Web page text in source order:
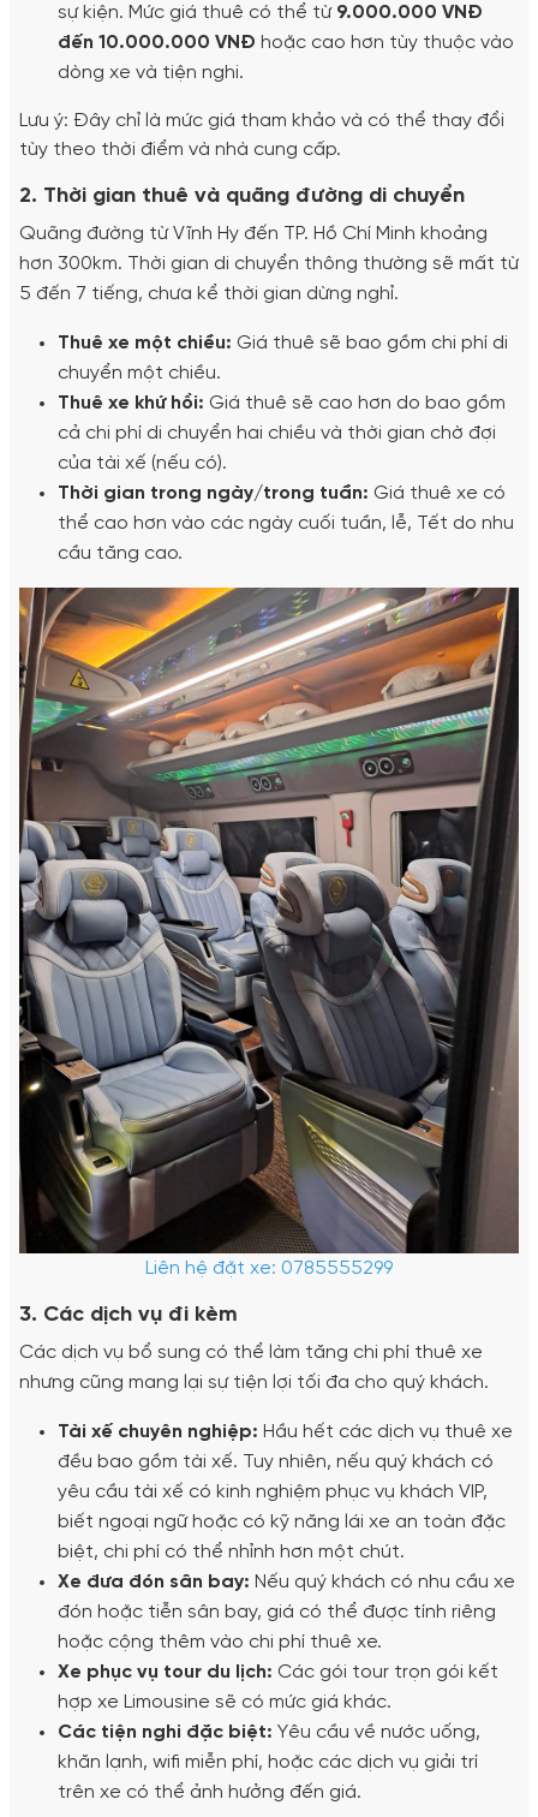
sự kiện. Mức giá thuê có thể từ 9.000.000 VNĐ
đến 10.000.000 VNĐ hoặc cao hơn tùy thuộc vào
dòng xe và tiện nghi.
Lưu ý: Đây chỉ là mức giá tham khảo và có thể thay đổi
tùy theo thời điểm và nhà cung cấp.
2. Thời gian thuê và quãng đường di chuyển
Quãng đường từ Vĩnh Hy đến TP. Hồ Chí Minh khoảng
hơn 300km. Thời gian di chuyển thông thường sẽ mất từ
5 đến 7 tiếng, chưa kể thời gian dừng nghỉ.
Thuê xe một chiều: Giá thuê sẽ bao gồm chi phí di
chuyển một chiều.
Thuê xe khứ hồi: Giá thuê sẽ cao hơn do bao gồm
cả chi phí di chuyển hai chiều và thời gian chờ đợi
của tài xế (nếu có).
Thời gian trong ngày/trong tuần: Giá thuê xe có
thể cao hơn vào các ngày cuối tuần, lễ, Tết do nhu
cầu tăng cao.
Liên hệ đặt xe: 0785555299
3. Các dịch vụ đi kèm
Các dịch vụ bổ sung có thể làm tăng chi phí thuê xe
nhưng cũng mang lại sự tiện lợi tối đa cho quý khách.
Tài xế chuyên nghiệp: Hầu hết các dịch vụ thuê xe
đều bao gồm tài xế. Tuy nhiên, nếu quý khách có
yêu cầu tài xế có kinh nghiệm phục vụ khách VIP,
biết ngoại ngữ hoặc có kỹ năng lái xe an toàn đặc
biệt, chi phí có thể nhỉnh hơn một chút.
Xe đưa đón sân bay: Nếu quý khách có nhu cầu xe
đón hoặc tiễn sân bay, giá có thể được tính riêng
hoặc cộng thêm vào chi phí thuê xe.
Xe phục vụ tour du lịch: Các gói tour trọn gói kết
hợp xe Limousine sẽ có mức giá khác.
Các tiện nghi đặc biệt: Yêu cầu về nước uống,
khăn lạnh, wifi miễn phí, hoặc các dịch vụ giải trí
trên xe có thể ảnh hưởng đến giá.